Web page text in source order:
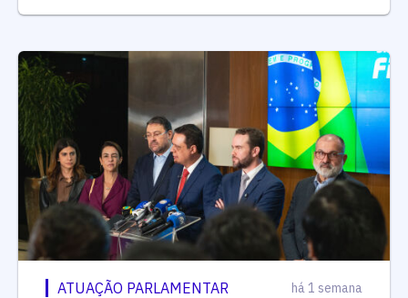
ATUAÇÃO PARLAMENTAR há 1 semana